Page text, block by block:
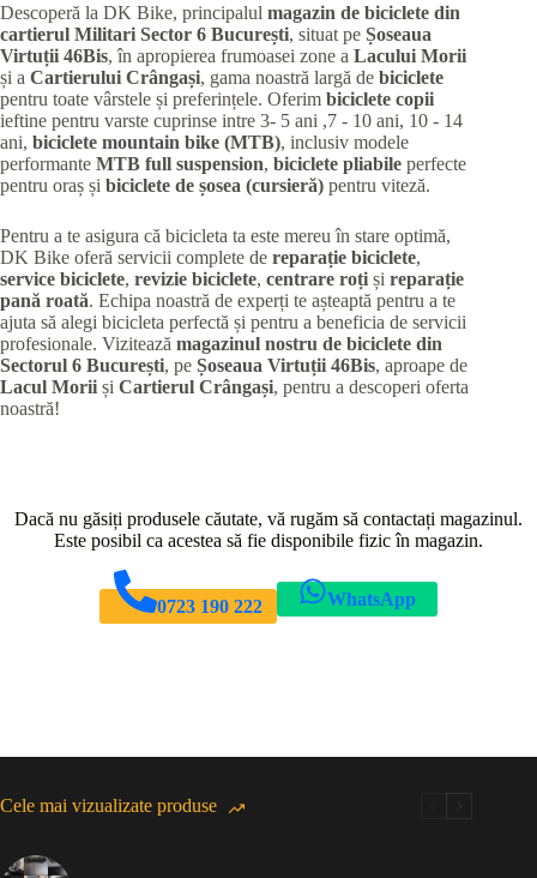
Descoperă la DK Bike, principalul magazin de biciclete din
cartierul Militari Sector 6 București, situat pe Șoseaua
Virtuții 46Bis, în apropierea frumoasei zone a Lacului Morii
și a Cartierului Crângași, gama noastră largă de biciclete
pentru toate vârstele și preferințele. Oferim biciclete copii
ieftine pentru varste cuprinse intre 3- 5 ani ,7 - 10 ani, 10 - 14
ani, biciclete mountain bike (MTB), inclusiv modele
performante MTB full suspension, biciclete pliabile perfecte
pentru oraș și biciclete de șosea (cursieră) pentru viteză.
Pentru a te asigura că bicicleta ta este mereu în stare optimă,
DK Bike oferă servicii complete de reparație biciclete,
service biciclete, revizie biciclete, centrare roți și reparație
pană roată. Echipa noastră de experți te așteaptă pentru a te
ajuta să alegi bicicleta perfectă și pentru a beneficia de servicii
profesionale. Vizitează magazinul nostru de biciclete din
Sectorul 6 București, pe Șoseaua Virtuții 46Bis, aproape de
Lacul Morii și Cartierul Crângași, pentru a descoperi oferta
noastră!
Dacă nu găsiți produsele căutate, vă rugăm să contactați magazinul.
Este posibil ca acestea să fie disponibile fizic în magazin.
0723 190 222 WhatsApp
Cele mai vizualizate produse